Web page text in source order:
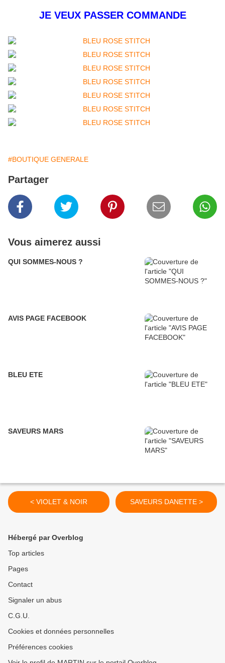
JE VEUX PASSER COMMANDE
#BOUTIQUE GENERALE
Partager
Vous aimerez aussi
QUI SOMMES-NOUS ?
AVIS PAGE FACEBOOK
BLEU ETE
SAVEURS MARS
< VIOLET & NOIR SAVEURS DANETTE >
Hébergé par Overblog
Top articles
Pages
Contact
Signaler un abus
C.G.U.
Cookies et données personnelles
Préférences cookies